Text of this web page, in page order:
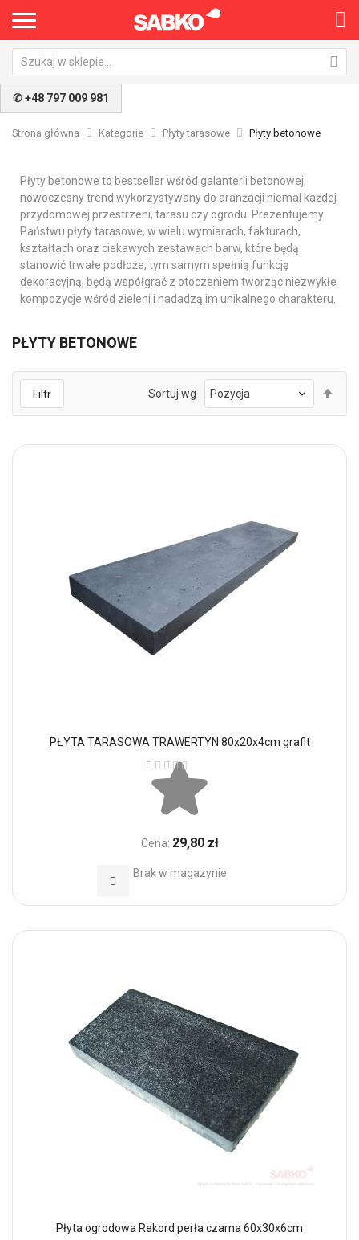
✆ +48 797 009 981
Strona główna Kategorie Płyty tarasowe Płyty betonowe
Płyty betonowe to bestseller wśród galanterii betonowej,
nowoczesny trend wykorzystywany do aranżacji niemal każdej
przydomowej przestrzeni, tarasu czy ogrodu. Prezentujemy
Państwu płyty tarasowe, w wielu wymiarach, fakturach,
kształtach oraz ciekawych zestawach barw, które będą
stanowić trwałe podłoże, tym samym spełnią funkcję
dekoracyjną, będą współgrać z otoczeniem tworząc niezwykłe
kompozycje wśród zieleni i nadadzą im unikalnego charakteru.
PŁYTY BETONOWE
Filtr Sortuj wg
PŁYTA TARASOWA TRAWERTYN 80x20x4cm grafit
Ocena:
Cena: 29,80 zł
Brak w magazynie
Dodaj do Ulubionych
Płyta ogrodowa Rekord perła czarna 60x30x6cm